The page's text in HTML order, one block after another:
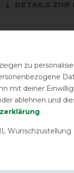
DETAILS ZUR
zu
mit deiner
ablehnen und
.
Wunschzustellung